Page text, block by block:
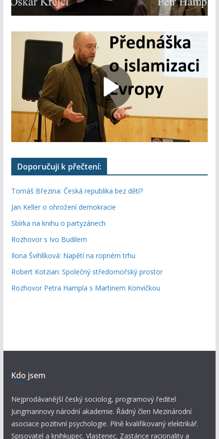
Doporučuji k přečtení:
Tomáš Březina: Česká republika bez dětí?
Jan Keller o ohrožení demokracie
Sbírka na knihu o partyzánech
Rozhovor s Ivo Budilem
Ilona Švihlíková: Napětí na ropném trhu
Robert Kotzian: Společný středomořský prostor
Rozhovor Petra Hampla s Martinem Konvičkou
Kdo jsem
Nejprodávanější český sociolog, programový ředitel
Jungmannovy národní akademie. Řádný člen Mezinárodní
asociace pozitivní psychologie. Plně kvalifikovaný elektrikář.
Spisovatel a knihkupec. Vlastenec. Zastánce racionality a